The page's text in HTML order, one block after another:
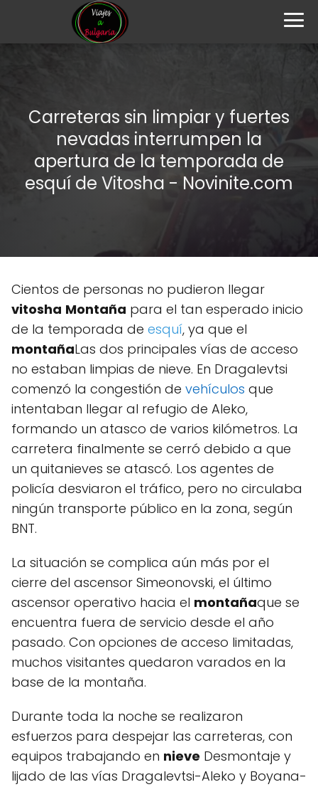
Carreteras sin limpiar y fuertes
nevadas interrumpen la
apertura de la temporada de
esquí de Vitosha - Novinite.com
Cientos de personas no pudieron llegar
vitosha Montaña para el tan esperado inicio
de la temporada de esquí, ya que el
montañaLas dos principales vías de acceso
no estaban limpias de nieve. En Dragalevtsi
comenzó la congestión de vehículos que
intentaban llegar al refugio de Aleko,
formando un atasco de varios kilómetros. La
carretera finalmente se cerró debido a que
un quitanieves se atascó. Los agentes de
policía desviaron el tráfico, pero no circulaba
ningún transporte público en la zona, según
BNT.
La situación se complica aún más por el
cierre del ascensor Simeonovski, el último
ascensor operativo hacia el montañaque se
encuentra fuera de servicio desde el año
pasado. Con opciones de acceso limitadas,
muchos visitantes quedaron varados en la
base de la montaña.
Durante toda la noche se realizaron
esfuerzos para despejar las carreteras, con
equipos trabajando en nieve Desmontaje y
lijado de las vías Dragalevtsi-Aleko y Boyana-